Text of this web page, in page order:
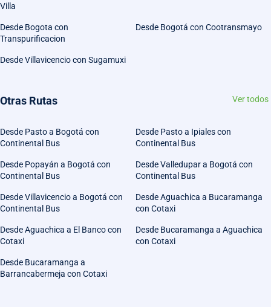
Villa
Desde Bogota con
Transpurificacion
Desde Bogotá con Cootransmayo
Desde Villavicencio con Sugamuxi
Otras Rutas Ver todos
Desde Pasto a Bogotá con
Continental Bus
Desde Pasto a Ipiales con
Continental Bus
Desde Popayán a Bogotá con
Continental Bus
Desde Valledupar a Bogotá con
Continental Bus
Desde Villavicencio a Bogotá con
Continental Bus
Desde Aguachica a Bucaramanga
con Cotaxi
Desde Aguachica a El Banco con
Cotaxi
Desde Bucaramanga a Aguachica
con Cotaxi
Desde Bucaramanga a
Barrancabermeja con Cotaxi